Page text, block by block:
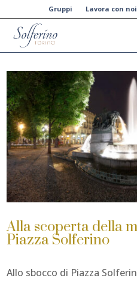
Gruppi Lavora con noi
Alla scoperta della
Piazza Solferino
Allo sbocco di Piazza